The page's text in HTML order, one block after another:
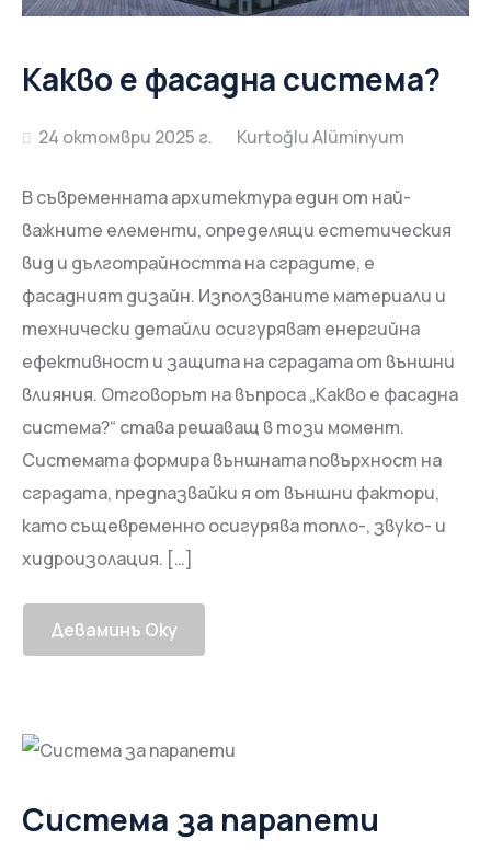
Какво е фасадна система?
24 октомври 2025 г.
В съвременната архитектура един от най-
важните елементи, определящи естетическия
вид и дълготрайността на сградите, е
фасадният дизайн. Използваните материали и
технически детайли осигуряват енергийна
ефективност и защита на сградата от външни
влияния. Отговорът на въпроса „Какво е фасадна
система?“ става решаващ в този момент.
Системата формира външната повърхност на
сградата, предпазвайки я от външни фактори,
като същевременно осигурява топло-, звуко- и
хидроизолация. […]
Деваминъ Оку
Система за парапети